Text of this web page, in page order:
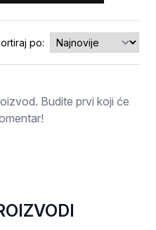
po:
Budite prvi koji će